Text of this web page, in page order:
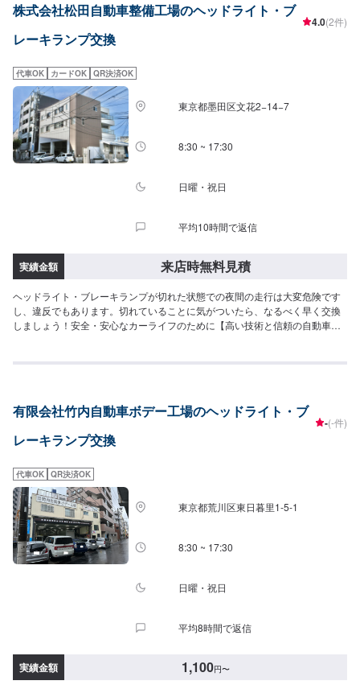
ます。お車の作業中は代車をご利用ください。※代車の燃料代はお客様にご負
担いただいております。※状況により貸し出しできかねる場合もございます。
<定休日・営業時間>【平日】8:30～19:00【土曜】8:30～18:00【日曜（受付
株式会社松田自動車整備工場のヘッドライト・ブ
レーキランプ交換
4.0(2件)
代車OK カードOK QR決済OK
東京都墨田区文花2−14−7
8:30 ~ 17:30
日曜・祝日
平均10時間で返信
実績金額 来店時無料見積
ヘッドライト・ブレーキランプが切れた状態での夜間の走行は大変危険です
し、違反でもあります。切れていることに気がついたら、なるべく早く交換
しましょう！安全・安心なカーライフのために【高い技術と信頼の自動車整
未然に防ぎ、結果、安全のみならず、経済的にもお得となることもありま
高い技術力、明解な見積り基準で、安心と信頼のカーメンテナンスをお約束
いたします。【代車について】代車の無料貸し出しサービスがございますの
で、ご希望の方はお申し付けください。※燃料代はお客様負担となります。※
ち込み・販売可能！持ち込み希望の方▶️オファーにてお車とパーツの詳細を
お送りください。ご購入希望の方▶️オファーにて車種情報をお送りくださ
い。
有限会社竹内自動車ボデー工場のヘッドライト・ブ
レーキランプ交換
-(-件)
代車OK QR決済OK
東京都荒川区東日暮里1-5-1
8:30 ~ 17:30
日曜・祝日
平均8時間で返信
実績金額 1,100円〜